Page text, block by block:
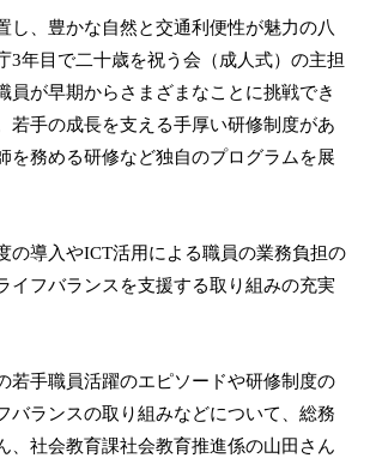
し、豊かな自然と交通利便性が魅力の八
3年目で二十歳を祝う会（成人式）の主担
員が早期からさまざまなことに挑戦でき
若手の成長を支える手厚い研修制度があ
を務める研修など独自のプログラムを展
の導入やICT活用による職員の業務負担の
イフバランスを支援する取り組みの充実
若手職員活躍のエピソードや研修制度の
バランスの取り組みなどについて、総務
、社会教育課社会教育推進係の山田さん